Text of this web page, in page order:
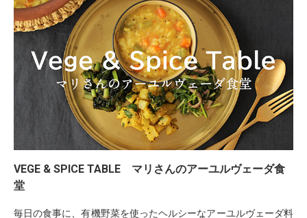
VEGE & SPICE TABLE マリさんのアーユルヴェーダ食
堂
毎日の食事に、有機野菜を使ったヘルシーなアーユルヴェーダ料